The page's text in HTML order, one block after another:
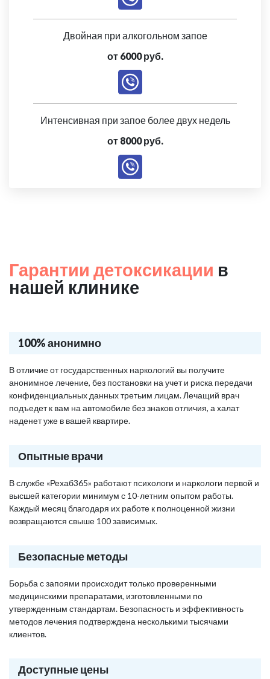
Двойная при алкогольном запое
от 6000 руб.
Интенсивная при запое более двух недель
от 8000 руб.
Гарантии детоксикации в
нашей клинике
100% анонимно
В отличие от государственных наркологий вы получите
анонимное лечение, без постановки на учет и риска передачи
конфиденциальных данных третьим лицам. Лечащий врач
подъедет к вам на автомобиле без знаков отличия, а халат
наденет уже в вашей квартире.
Опытные врачи
В службе «Рехаб365» работают психологи и наркологи первой и
высшей категории минимум с 10-летним опытом работы.
Каждый месяц благодаря их работе к полноценной жизни
возвращаются свыше 100 зависимых.
Безопасные методы
Борьба с запоями происходит только проверенными
медицинскими препаратами, изготовленными по
утвержденным стандартам. Безопасность и эффективность
методов лечения подтверждена несколькими тысячами
клиентов.
Доступные цены